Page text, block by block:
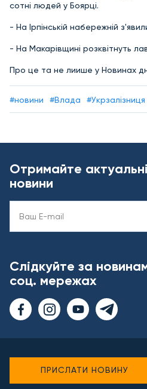
сотні людей у Боярці.
- На Ірпінській набережній
- На Макарівщині розквітнуть
Про це та не лиише у Новинах
#новини #Влада #Укрзалізниця
Отримайте актуальні
новини
Слідкуйте за
соц. мережах
ПРИСЛАТИ НОВИНУ